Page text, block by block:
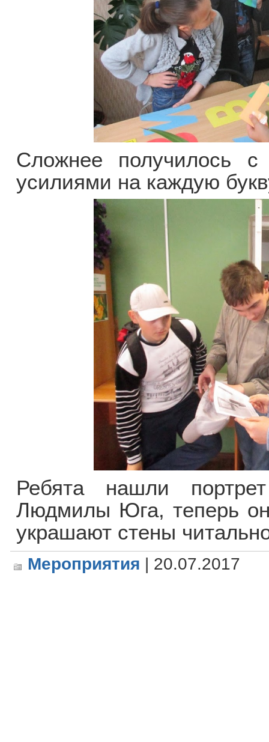
Сложнее получилось
усилиями на каждую
Ребята нашли
Людмилы Юга, теперь
украшают стены
Мероприятия | 20.07.2017